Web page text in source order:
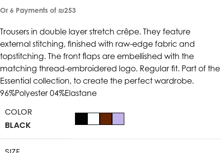
Or 6 Payments of ₪253
Trousers in double layer stretch crêpe. They feature
external stitching, finished with raw-edge fabric and
topstitching. The front flaps are embellished with the
matching thread-embroidered logo. Regular fit. Part of the
Essential collection, to create the perfect wardrobe.
96%Polyester 04%Elastane
COLOR
BLACK